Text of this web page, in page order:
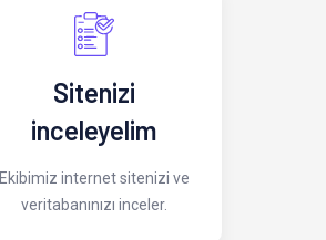
Sitenizi
inceleyelim
Ekibimiz internet sitenizi ve
veritabanınızı inceler.